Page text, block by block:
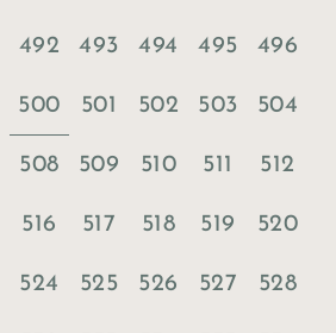
492 493 494 495 496
500 501 502 503 504
508 509 510 511 512
516 517 518 519 520
524 525 526 527 528